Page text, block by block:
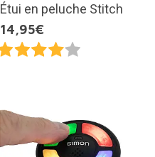
Étui en peluche Stitch
14,95€